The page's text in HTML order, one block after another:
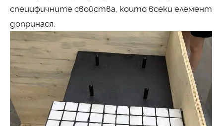
специфичните свойства, които всеки елемент
допринася.